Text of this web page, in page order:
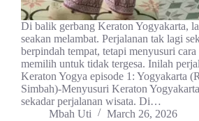
Di balik gerbang Keraton Yogyakarta,
seakan melambat. Perjalanan tak lagi
berpindah tempat, tetapi menyusuri
memilih untuk tidak tergesa. Inilah
Keraton Yogya episode 1: Yogyakarta
Simbah)-Menyusuri Keraton
sekadar perjalanan wisata. Di…
Mbah Uti
March 26, 2026